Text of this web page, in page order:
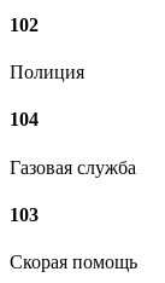
102
Полиция
104
Газовая служба
103
Скорая помощь